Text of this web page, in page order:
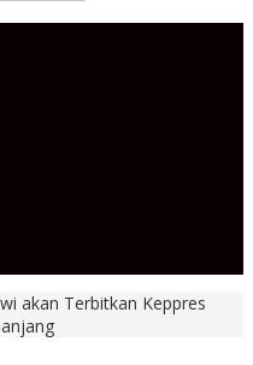
akan Terbitkan Keppres